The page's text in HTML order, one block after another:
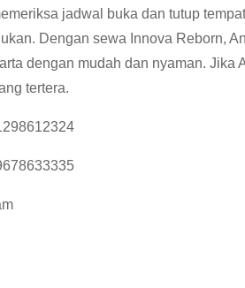
jadwal buka dan tutup
Dengan sewa Innova Reborn,
dengan mudah dan nyaman. Jika
tertera.